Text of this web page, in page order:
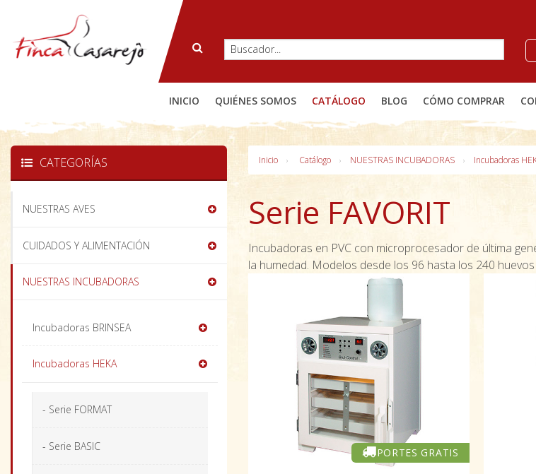
INICIO QUIÉNES SOMOS CATÁLOGO BLOG CÓMO COMPRAR
Inicio Catálogo NUESTRAS INCUBADORAS Incubadoras
Serie FAVORIT
Incubadoras en PVC con microprocesador de última
la humedad. Modelos desde los 96 hasta los 240
PORTES GRATIS
CATEGORÍAS
NUESTRAS AVES
CUIDADOS Y ALIMENTACIÓN
NUESTRAS INCUBADORAS
Incubadoras BRINSEA
Incubadoras HEKA
- Serie FORMAT
- Serie BASIC